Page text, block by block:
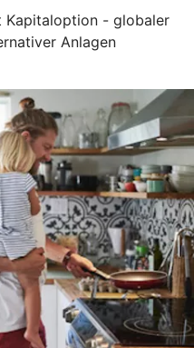
Kapitaloption - globaler
Anlagen